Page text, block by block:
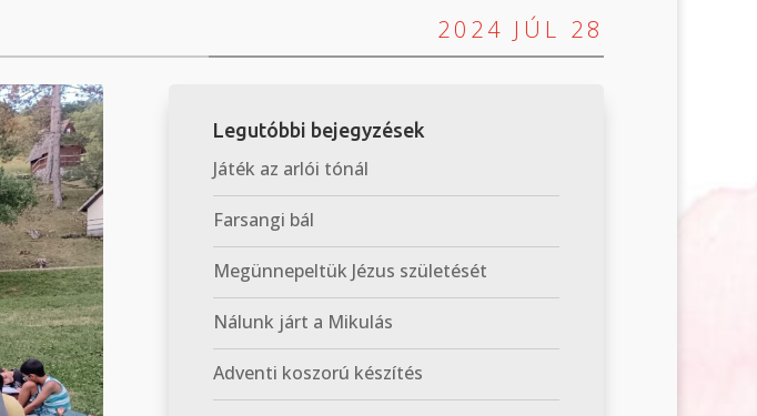
2024 JÚL 28
Legutóbbi bejegyzések
Játék az arlói tónál
Farsangi bál
Megünnepeltük Jézus születését
Nálunk járt a Mikulás
Adventi koszorú készítés